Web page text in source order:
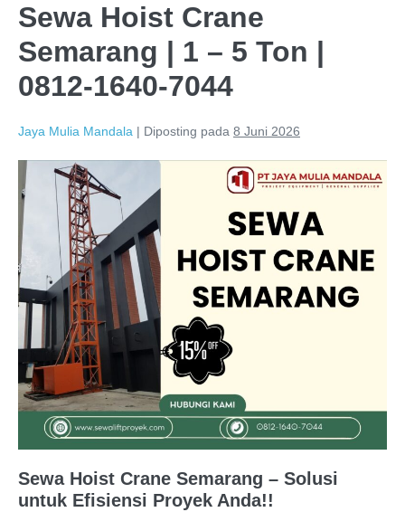
Sewa Hoist Crane
Semarang | 1 – 5 Ton |
0812-1640-7044
Jaya Mulia Mandala | Diposting pada 8 Juni 2026
Sewa Hoist Crane Semarang – Solusi
untuk Efisiensi Proyek Anda!!